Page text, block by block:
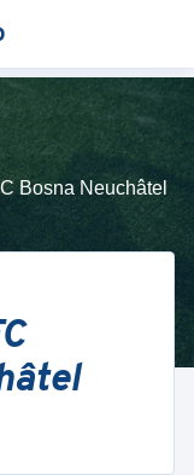
Bosna Neuchâtel